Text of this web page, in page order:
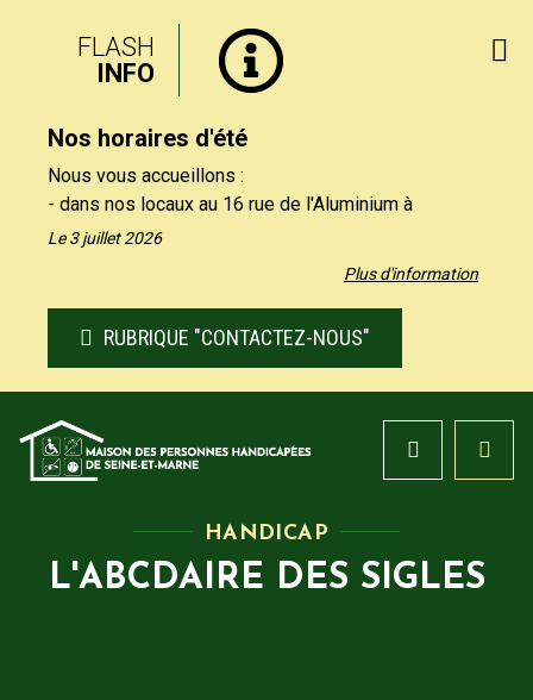
FLASH
INFO
Nos horaires d'été
Plus d'information
Nous vous accueillons :
- dans nos locaux au 16 rue de l'Aluminium à
Savigny-le-Temple uniquement le matin, du lundi au
- par téléphone au 01 64 19 11 40 uniquement
vendredi de 13h30 à 16h.
disposition sur notre site, rubrique "Contactez-nous".
Le 3 juillet 2026
RUBRIQUE "CONTACTEZ-NOUS"
HANDICAP
L'ABCDAIRE DES SIGLES